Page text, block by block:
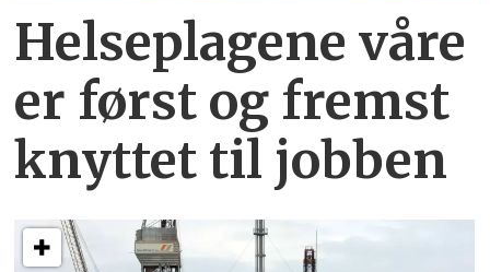
Helseplagene våre
er først og fremst
knyttet til jobben